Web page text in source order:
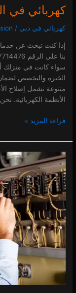
كهربائي في
كهربائي في دبي /
إذا كنت تبحث عن
سواء كانت في منزلك
الخبرة والتخصص
متنوعة تشمل إصلاح
الأنظمة الكهربائية.
قراءة المزيد »
كهربائي
في
الخوانيج
0 (0)